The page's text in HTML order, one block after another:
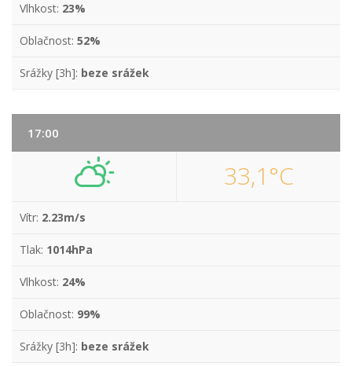
Vlhkost: 23%
Oblačnost: 52%
Srážky [3h]: beze srážek
17:00
33,1°C
Vítr: 2.23m/s
Tlak: 1014hPa
Vlhkost: 24%
Oblačnost: 99%
Srážky [3h]: beze srážek